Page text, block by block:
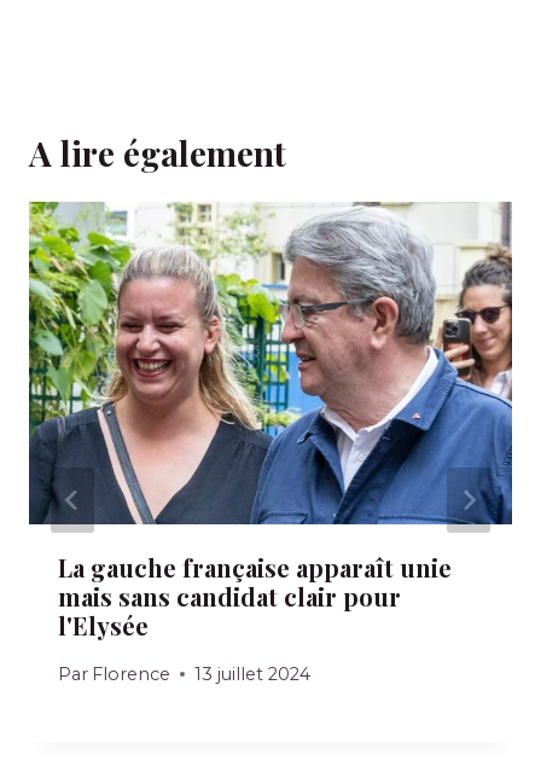
A lire également
La gauche française apparaît unie
mais sans candidat clair pour
l'Elysée
Par Florence 13 juillet 2024